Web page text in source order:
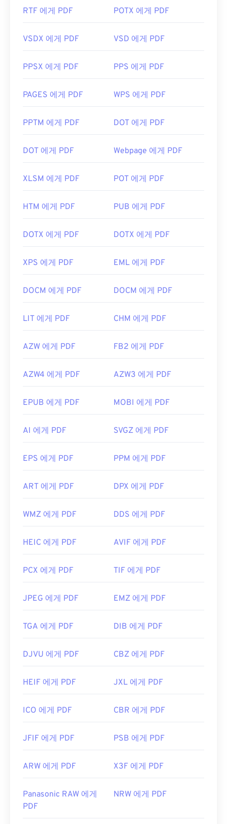
RTF 에게 PDF POTX 에게 PDF
VSDX 에게 PDF VSD 에게 PDF
PPSX 에게 PDF PPS 에게 PDF
PAGES 에게 PDF WPS 에게 PDF
PPTM 에게 PDF DOT 에게 PDF
DOT 에게 PDF Webpage 에게 PDF
XLSM 에게 PDF POT 에게 PDF
HTM 에게 PDF PUB 에게 PDF
DOTX 에게 PDF DOTX 에게 PDF
XPS 에게 PDF EML 에게 PDF
DOCM 에게 PDF DOCM 에게 PDF
LIT 에게 PDF CHM 에게 PDF
AZW 에게 PDF FB2 에게 PDF
AZW4 에게 PDF AZW3 에게 PDF
EPUB 에게 PDF MOBI 에게 PDF
AI 에게 PDF SVGZ 에게 PDF
EPS 에게 PDF PPM 에게 PDF
ART 에게 PDF DPX 에게 PDF
WMZ 에게 PDF DDS 에게 PDF
HEIC 에게 PDF AVIF 에게 PDF
PCX 에게 PDF TIF 에게 PDF
JPEG 에게 PDF EMZ 에게 PDF
TGA 에게 PDF DIB 에게 PDF
DJVU 에게 PDF CBZ 에게 PDF
HEIF 에게 PDF JXL 에게 PDF
ICO 에게 PDF CBR 에게 PDF
JFIF 에게 PDF PSB 에게 PDF
ARW 에게 PDF X3F 에게 PDF
Panasonic RAW 에게
PDF
NRW 에게 PDF